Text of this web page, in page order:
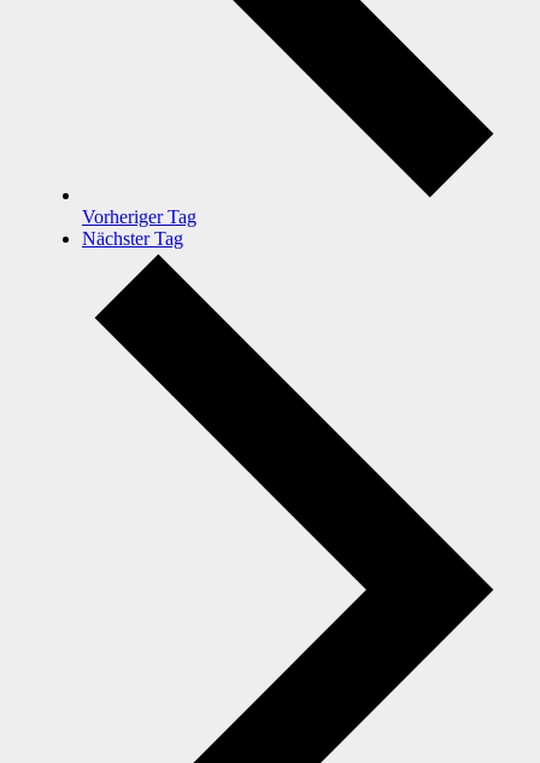
Vorheriger Tag
Nächster Tag